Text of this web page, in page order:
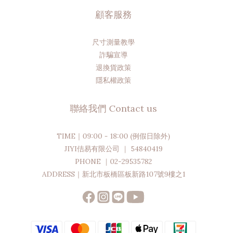
顧客服務
尺寸測量教學
詐騙宣導
退換貨政策
隱私權政策
聯絡我們 Contact us
TIME｜09:00 - 18:00 (例假日除外)
JIYI佶易有限公司 ｜ 54840419
PHONE ｜02-29535782
ADDRESS｜新北市板橋區板新路107號9樓之1